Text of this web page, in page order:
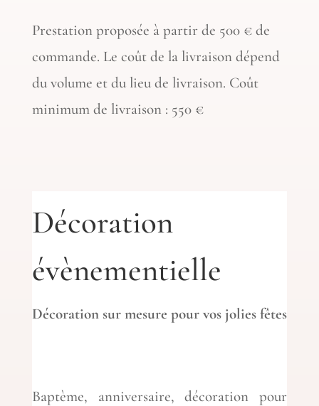
Prestation proposée à partir de 500 € de
commande. Le coût de la livraison dépend
du volume et du lieu de livraison. Coût
minimum de livraison : 550 €
Décoration
évènementielle
Décoration sur mesure pour vos jolies fêtes
Baptème, anniversaire, décoration pour